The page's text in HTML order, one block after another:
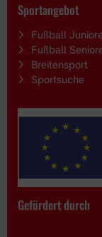
Sportangebot
Fußball
Fußball
Breitensport
Sportsuche
Gefördert durch